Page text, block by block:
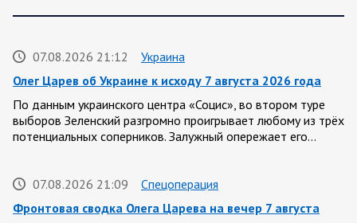
07.08.2026 21:12
Украина
Олег Царев об Украине к исходу 7 августа 2026 года
По данным украинского центра «Социс», во втором туре
выборов Зеленский разгромно проигрывает любому из трёх
потенциальных соперников. Залужный опережает его…
07.08.2026 21:09
Спецоперация
Фронтовая сводка Олега Царева на вечер 7 августа